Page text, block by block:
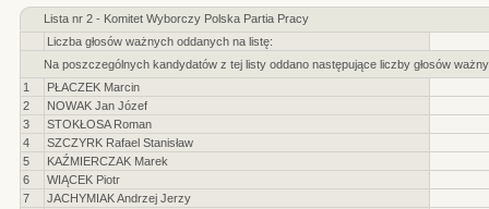
Lista nr 2 - Komitet Wyborczy Polska Partia Pracy
Liczba głosów ważnych oddanych na listę:
Na poszczególnych kandydatów z tej listy oddano następujące liczby głosów
1
PŁACZEK Marcin
2
NOWAK Jan Józef
3
STOKŁOSA Roman
4
SZCZYRK Rafael Stanisław
5
KAŹMIERCZAK Marek
6
WIĄCEK Piotr
7
JACHYMIAK Andrzej Jerzy